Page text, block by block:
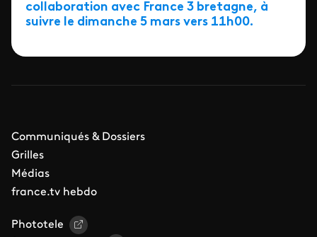
collaboration avec France 3 bretagne, à
suivre le dimanche 5 mars vers 11h00.
Communiqués & Dossiers
Grilles
Médias
france.tv hebdo
Phototele